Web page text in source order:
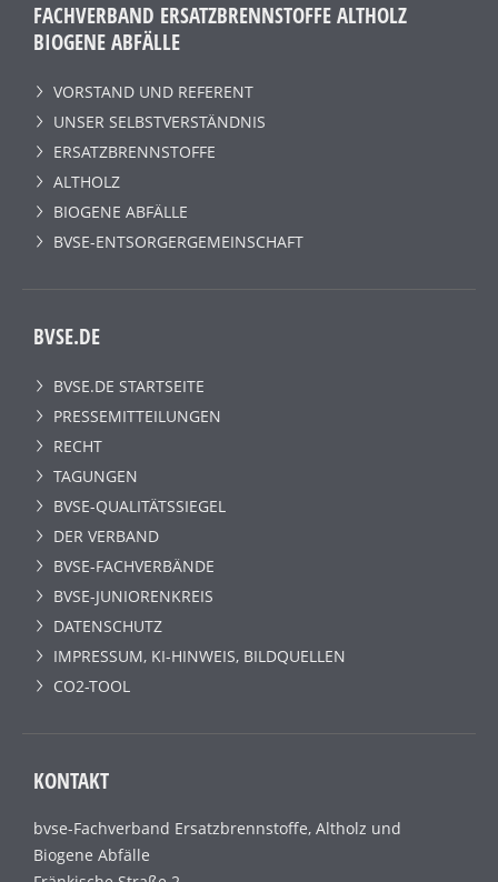
FACHVERBAND ERSATZBRENNSTOFFE ALTHOLZ
BIOGENE ABFÄLLE
VORSTAND UND REFERENT
UNSER SELBSTVERSTÄNDNIS
ERSATZBRENNSTOFFE
ALTHOLZ
BIOGENE ABFÄLLE
BVSE-ENTSORGERGEMEINSCHAFT
BVSE.DE
BVSE.DE STARTSEITE
PRESSEMITTEILUNGEN
RECHT
TAGUNGEN
BVSE-QUALITÄTSSIEGEL
DER VERBAND
BVSE-FACHVERBÄNDE
BVSE-JUNIORENKREIS
DATENSCHUTZ
IMPRESSUM, KI-HINWEIS, BILDQUELLEN
CO2-TOOL
KONTAKT
bvse-Fachverband Ersatzbrennstoffe, Altholz und
Biogene Abfälle